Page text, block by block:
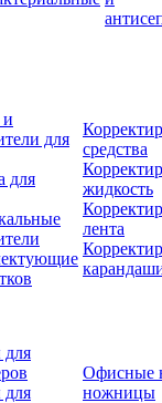
для
для
средства
жидкость
лента
Офисные
ножницы